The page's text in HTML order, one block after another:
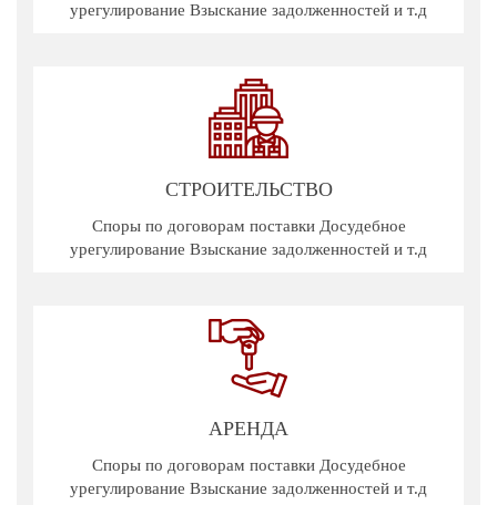
урегулирование Взыскание задолженностей и т.д
СТРОИТЕЛЬСТВО
Споры по договорам поставки Досудебное
урегулирование Взыскание задолженностей и т.д
АРЕНДА
Споры по договорам поставки Досудебное
урегулирование Взыскание задолженностей и т.д